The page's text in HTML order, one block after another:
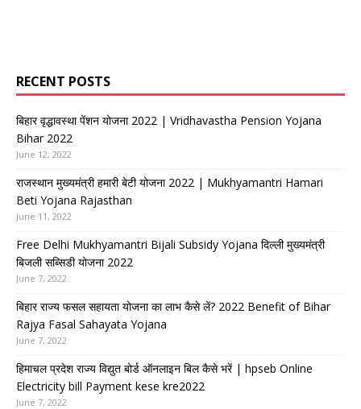
RECENT POSTS
बिहार वृद्धावस्था पेंशन योजना 2022 | Vridhavastha Pension Yojana
Bihar 2022
June 12, 2022
राजस्थान मुख्यमंत्री हमारी बेटी योजना 2022 | Mukhyamantri Hamari
Beti Yojana Rajasthan
June 11, 2022
Free Delhi Mukhyamantri Bijali Subsidy Yojana दिल्ली मुख्यमंत्री
बिजली सब्सिडी योजना 2022
June 7, 2022
बिहार राज्य फसल सहायता योजना का लाभ कैसे लें? 2022 Benefit of Bihar
Rajya Fasal Sahayata Yojana
June 7, 2022
हिमाचल प्रदेश राज्य विद्युत बोर्ड ऑनलाइन बिल कैसे भरें | hpseb Online
Electricity bill Payment kese kre2022
June 7, 2022